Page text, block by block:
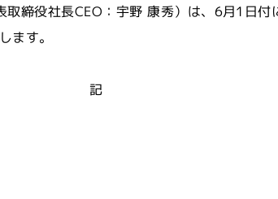
締役社長CEO：宇野 康秀）は、6月1日
ます。
記